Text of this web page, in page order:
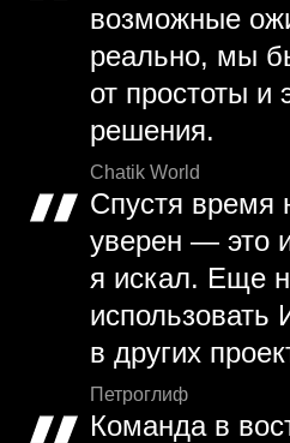
возможные
реально, мы
от простоты и
решения.
Chatik World
Спустя время
уверен — это
я искал. Еще
использовать
в других
Петроглиф
Команда в